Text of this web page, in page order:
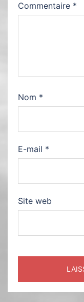
Commentaire *
Nom *
E-mail *
Site web